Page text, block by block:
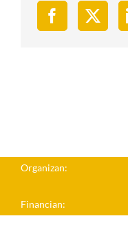
Organizan:
Financian: